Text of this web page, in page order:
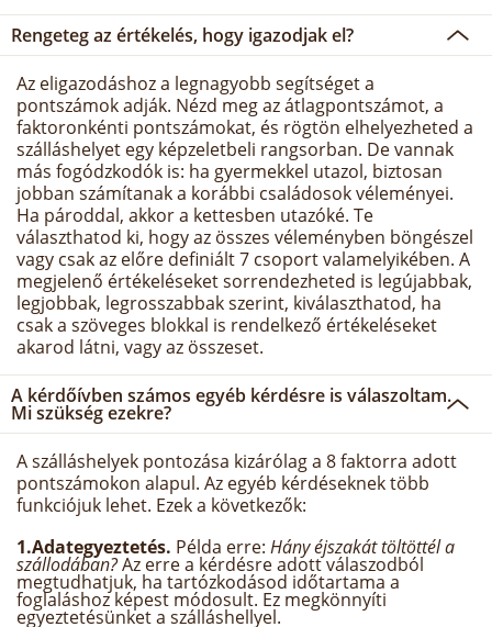
Rengeteg az értékelés, hogy igazodjak el?
Az eligazodáshoz a legnagyobb segítséget a
pontszámok adják. Nézd meg az átlagpontszámot, a
faktoronkénti pontszámokat, és rögtön elhelyezheted a
szálláshelyet egy képzeletbeli rangsorban. De vannak
más fogódzkodók is: ha gyermekkel utazol, biztosan
jobban számítanak a korábbi családosok véleményei.
Ha pároddal, akkor a kettesben utazóké. Te
választhatod ki, hogy az összes véleményben böngészel
vagy csak az előre definiált 7 csoport valamelyikében. A
megjelenő értékeléseket sorrendezheted is legújabbak,
legjobbak, legrosszabbak szerint, kiválaszthatod, ha
csak a szöveges blokkal is rendelkező értékeléseket
akarod látni, vagy az összeset.
A kérdőívben számos egyéb kérdésre is válaszoltam.
Mi szükség ezekre?
A szálláshelyek pontozása kizárólag a 8 faktorra adott
pontszámokon alapul. Az egyéb kérdéseknek több
funkciójuk lehet. Ezek a következők:
1.Adategyeztetés. Példa erre: Hány éjszakát töltöttél a
szállodában?Az erre a kérdésre adott válaszodból
megtudhatjuk, ha tartózkodásod időtartama a
foglaláshoz képest módosult. Ez megkönnyíti
egyeztetésünket a szálláshellyel.